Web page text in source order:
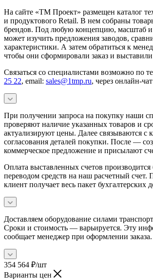
На сайте «ТМ Проект» размещен каталог
и продуктового Retail. В нем собраны
брендов. Под любую концепцию, масштаб
может изучить предложения заводов,
характеристики. А затем обратиться к
чтобы они сформировали заказ и выставили
Связаться со специалистами возможно по
25 22, email: sales@1tmp.ru, через онлайн-
При получении запроса на покупку наши
проверяют наличие указанных товаров и
актуализируют цены. Далее связываются с
согласования деталей покупки. После —
коммерческое предложение и присылают
Оплата выставленных счетов
переводом средств на наш расчетный счет.
клиент получает весь пакет бухгалтерских
Доставляем оборудование силами
Сроки и стоимость — варьируется. Эту
сообщает менеджер при оформлении заказа.
354 564 ₽/шт
Варианты цен